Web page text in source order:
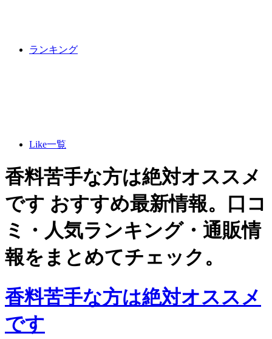
ランキング
Like一覧
香料苦手な方は絶対オススメ
です おすすめ最新情報。口コ
ミ・人気ランキング・通販情
報をまとめてチェック。
香料苦手な方は絶対オススメ
です